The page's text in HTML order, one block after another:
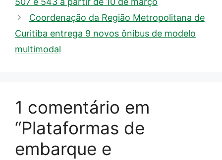
Coordenação da Região Metropolitana de
Curitiba entrega 9 novos ônibus de modelo
multimodal
1 comentário em
“Plataformas de
embarque e